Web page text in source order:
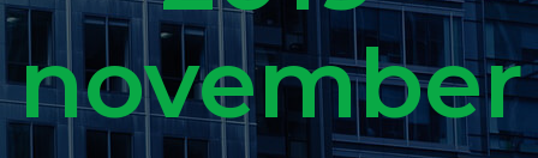
november